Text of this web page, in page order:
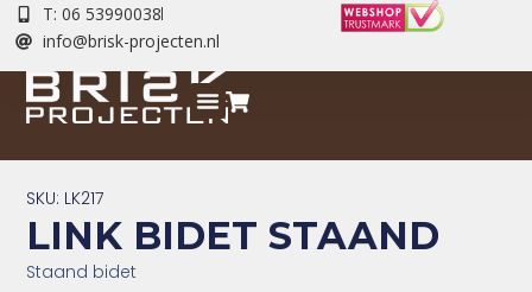
T: 06 53990038
info@brisk-projecten.nl
SKU: LK217
LINK BIDET STAAND
Staand bidet